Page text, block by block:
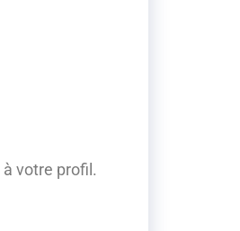
votre profil.